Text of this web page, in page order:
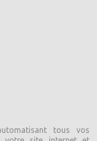
tous vos